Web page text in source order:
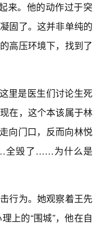
来。他的动作过于突
固了。这并非单纯的
高压环境下，找到了
里是医生们讨论生死
在，这个本该属于林
向门口，反而向林悦
全毁了……为什么是
行为。她观察着王先
上的“围城”，他在自